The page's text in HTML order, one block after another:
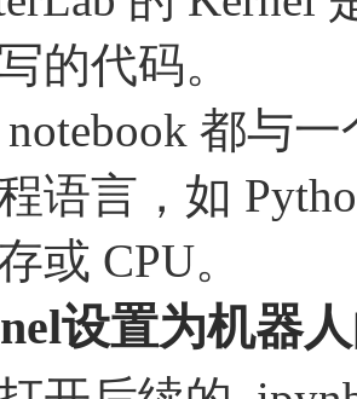
的代码。
都与
语言，如
或 CPU。
设置为机器